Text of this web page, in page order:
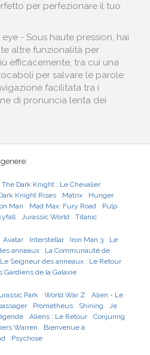
per perfezionare il tuo
- Sous haute pression, hai
altre funzionalità per
efficacemente, tra cui una
per salvare le parole
facilitata tra i
di pronuncia lenta dei
The Dark Knight : Le Chevalier
Knight Rises Matrix
Hunger
Man Mad Max: Fury Road
Pulp
Jurassic World Titanic
Avatar Interstellar Iron Man 3
Le
anneaux : La Communauté de
Le Seigneur des anneaux : Le Retour
Gardiens de la Galaxie
Park World War Z
Alien - Le
Prometheus Shining
Je
Aliens : Le Retour
Conjuring
Warren
Bienvenue à
Psychose